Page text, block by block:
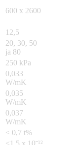
600 x 2600
12,5
20, 30, 50
ja 80
250 kPa
0,033
W/mK
0,035
W/mK
0,037
W/mK
< 0,7 t%
˂1,5 x 10ˉ¹²